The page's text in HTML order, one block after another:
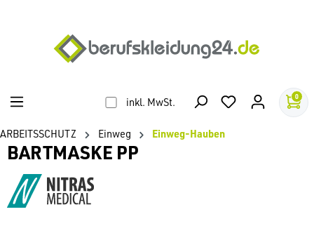
inkl. MwSt. 0
ARBEITSSCHUTZ Einweg Einweg-Hauben
BARTMASKE PP